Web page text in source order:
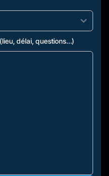
délai, questions...)